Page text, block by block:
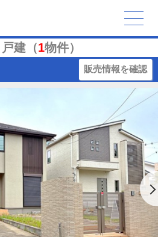
建（1物件）
販売情報を確認